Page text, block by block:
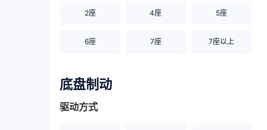
2座 4座 5座
6座 7座 7座以上
底盘制动
驱动方式